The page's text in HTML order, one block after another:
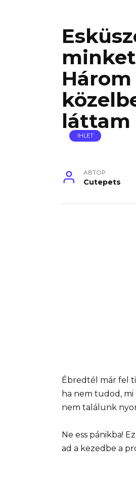
láttam
IHLET
АВТОР
Cutepets
Ébredtél már fel
ha nem tudod,
nem találunk
Ne ess pánikba!
ad a kezedbe a